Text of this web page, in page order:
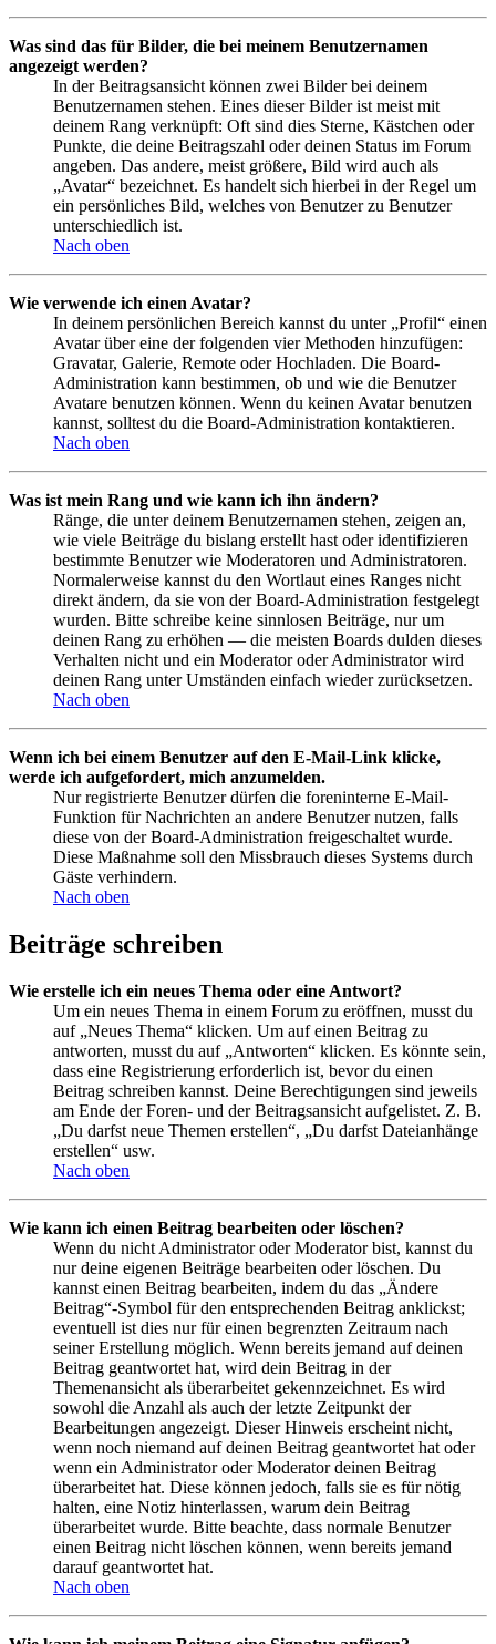
Was sind das für Bilder, die bei meinem Benutzernamen
angezeigt werden?
In der Beitragsansicht können zwei Bilder bei deinem
Benutzernamen stehen. Eines dieser Bilder ist meist mit
deinem Rang verknüpft: Oft sind dies Sterne, Kästchen oder
Punkte, die deine Beitragszahl oder deinen Status im Forum
angeben. Das andere, meist größere, Bild wird auch als
„Avatar“ bezeichnet. Es handelt sich hierbei in der Regel um
ein persönliches Bild, welches von Benutzer zu Benutzer
unterschiedlich ist.
Nach oben
Wie verwende ich einen Avatar?
In deinem persönlichen Bereich kannst du unter „Profil“ einen
Avatar über eine der folgenden vier Methoden hinzufügen:
Gravatar, Galerie, Remote oder Hochladen. Die Board-
Administration kann bestimmen, ob und wie die Benutzer
Avatare benutzen können. Wenn du keinen Avatar benutzen
kannst, solltest du die Board-Administration kontaktieren.
Nach oben
Was ist mein Rang und wie kann ich ihn ändern?
Ränge, die unter deinem Benutzernamen stehen, zeigen an,
wie viele Beiträge du bislang erstellt hast oder identifizieren
bestimmte Benutzer wie Moderatoren und Administratoren.
Normalerweise kannst du den Wortlaut eines Ranges nicht
direkt ändern, da sie von der Board-Administration festgelegt
wurden. Bitte schreibe keine sinnlosen Beiträge, nur um
deinen Rang zu erhöhen — die meisten Boards dulden dieses
Verhalten nicht und ein Moderator oder Administrator wird
deinen Rang unter Umständen einfach wieder zurücksetzen.
Nach oben
Wenn ich bei einem Benutzer auf den E-Mail-Link klicke,
werde ich aufgefordert, mich anzumelden.
Nur registrierte Benutzer dürfen die foreninterne E-Mail-
Funktion für Nachrichten an andere Benutzer nutzen, falls
diese von der Board-Administration freigeschaltet wurde.
Diese Maßnahme soll den Missbrauch dieses Systems durch
Gäste verhindern.
Nach oben
Beiträge schreiben
Wie erstelle ich ein neues Thema oder eine Antwort?
Um ein neues Thema in einem Forum zu eröffnen, musst du
auf „Neues Thema“ klicken. Um auf einen Beitrag zu
antworten, musst du auf „Antworten“ klicken. Es könnte sein,
dass eine Registrierung erforderlich ist, bevor du einen
Beitrag schreiben kannst. Deine Berechtigungen sind jeweils
am Ende der Foren- und der Beitragsansicht aufgelistet. Z. B.
„Du darfst neue Themen erstellen“, „Du darfst Dateianhänge
erstellen“ usw.
Nach oben
Wie kann ich einen Beitrag bearbeiten oder löschen?
Wenn du nicht Administrator oder Moderator bist, kannst du
nur deine eigenen Beiträge bearbeiten oder löschen. Du
kannst einen Beitrag bearbeiten, indem du das „Ändere
Beitrag“-Symbol für den entsprechenden Beitrag anklickst;
eventuell ist dies nur für einen begrenzten Zeitraum nach
seiner Erstellung möglich. Wenn bereits jemand auf deinen
Beitrag geantwortet hat, wird dein Beitrag in der
Themenansicht als überarbeitet gekennzeichnet. Es wird
sowohl die Anzahl als auch der letzte Zeitpunkt der
Bearbeitungen angezeigt. Dieser Hinweis erscheint nicht,
wenn noch niemand auf deinen Beitrag geantwortet hat oder
wenn ein Administrator oder Moderator deinen Beitrag
überarbeitet hat. Diese können jedoch, falls sie es für nötig
halten, eine Notiz hinterlassen, warum dein Beitrag
überarbeitet wurde. Bitte beachte, dass normale Benutzer
einen Beitrag nicht löschen können, wenn bereits jemand
darauf geantwortet hat.
Nach oben